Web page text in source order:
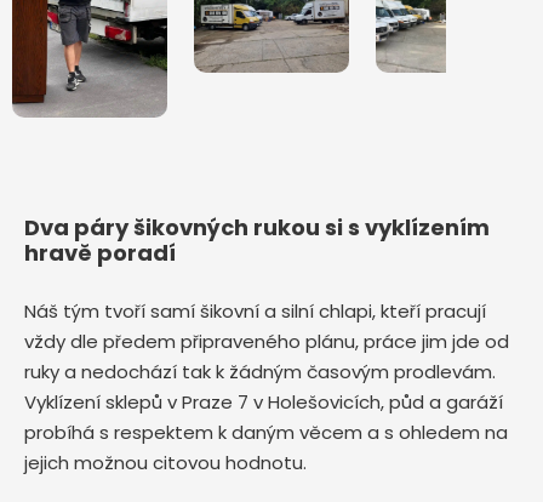
Dva páry šikovných rukou si s vyklízením
hravě poradí
Náš tým tvoří samí šikovní a silní chlapi, kteří pracují
vždy dle předem připraveného plánu, práce jim jde od
ruky a nedochází tak k žádným časovým prodlevám.
Vyklízení sklepů v Praze 7 v Holešovicích, půd a garáží
probíhá s respektem k daným věcem a s ohledem na
jejich možnou citovou hodnotu.